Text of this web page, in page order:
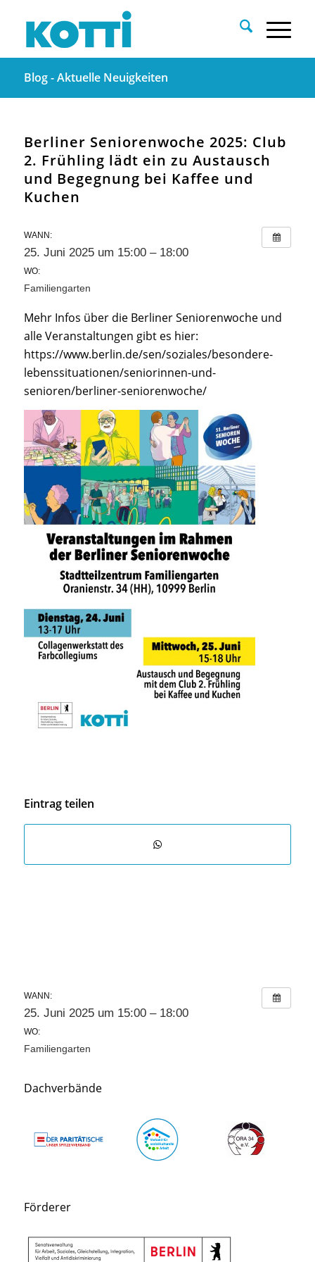
Blog - Aktuelle Neuigkeiten
Berliner Seniorenwoche 2025: Club
2. Frühling lädt ein zu Austausch
und Begegnung bei Kaffee und
Kuchen
WANN:
25. Juni 2025 um 15:00 – 18:00
WO:
Familiengarten
Mehr Infos über die Berliner Seniorenwoche und
alle Veranstaltungen gibt es hier:
https://www.berlin.de/sen/soziales/besondere-
lebenssituationen/seniorinnen-und-
senioren/berliner-seniorenwoche/
Eintrag teilen
WANN:
25. Juni 2025 um 15:00 – 18:00
WO:
Familiengarten
Dachverbände
Förderer